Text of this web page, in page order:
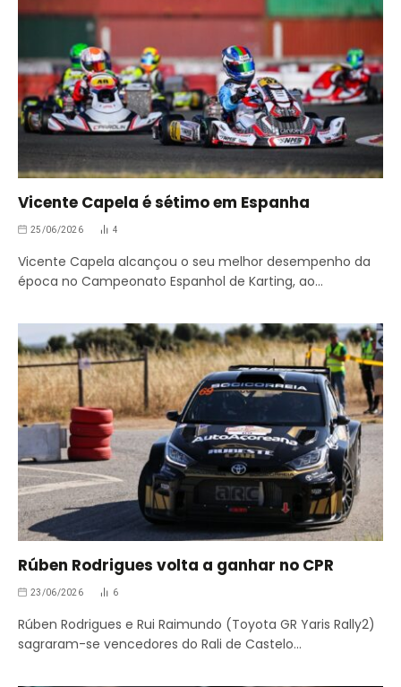
Vicente Capela é sétimo em Espanha
25/06/2026 4
Vicente Capela alcançou o seu melhor desempenho da
época no Campeonato Espanhol de Karting, ao…
Rúben Rodrigues volta a ganhar no CPR
23/06/2026 6
Rúben Rodrigues e Rui Raimundo (Toyota GR Yaris Rally2)
sagraram-se vencedores do Rali de Castelo…